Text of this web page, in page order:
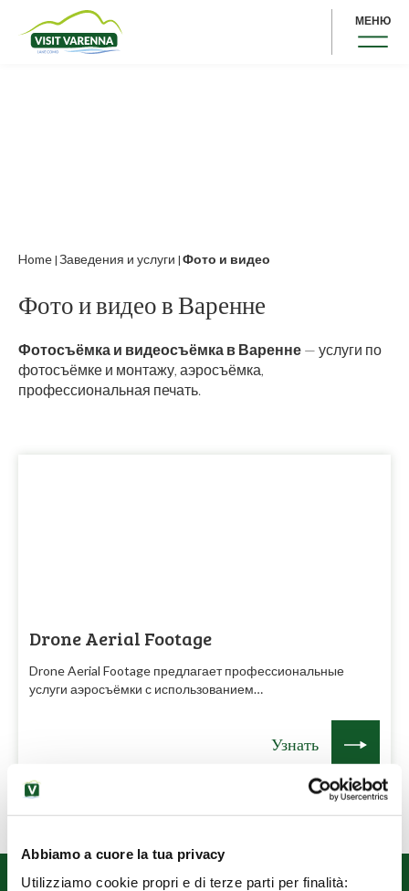
Abbiamo a cuore la tua privacy
Utilizziamo cookie propri e di terze parti per finalità:
МЕНЮ
Home | Заведения и услуги | Фото и видео
Фото и видео в Варенне
Фотосъёмка и видеосъёмка в Варенне — услуги по
фотосъёмке и монтажу, аэросъёмка,
профессиональная печать.
Drone Aerial Footage
Drone Aerial Footage предлагает профессиональные
услуги аэросъёмки с использованием…
Узнать